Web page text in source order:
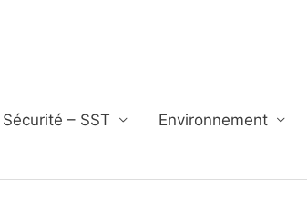
Sécurité – SST Environnement